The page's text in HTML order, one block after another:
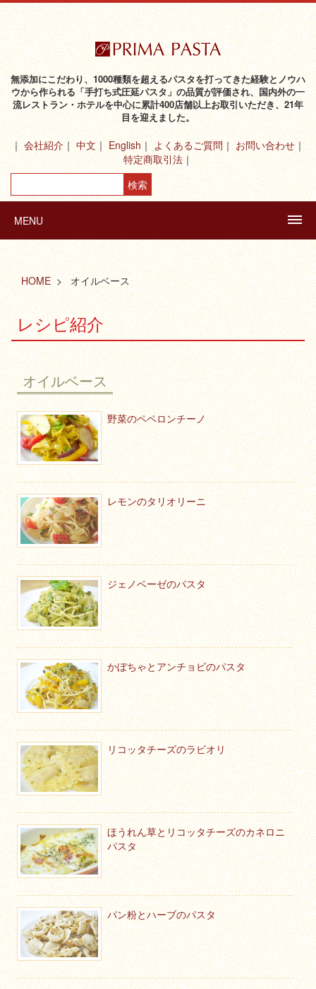
無添加にこだわり、1000種類を超えるパスタを打ってきた経験とノウハ
ウから作られる「手打ち式圧延パスタ」の品質が評価され、国内外の一
流レストラン・ホテルを中心に累計400店舗以上お取引いただき、21年
目を迎えました。
会社紹介 中文 English よくあるご質問
お問い合わせ
特定商取引法
MENU
HOME オイルベース
レシピ紹介
オイルベース
野菜のペペロンチーノ
レモンのタリオリーニ
ジェノベーゼのパスタ
かぼちゃとアンチョビのパスタ
リコッタチーズのラビオリ
ほうれん草とリコッタチーズのカネロニ
パスタ
パン粉とハーブのパスタ